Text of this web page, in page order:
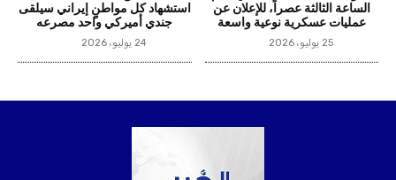
الساعة الثالثة عصراً، للإعلان عن
عمليات عسكرية نوعية واسعة
25 يوليو، 2026
استشهاد كل مواطنٍ إيراني سيلقى
جندي أميركي واحد مصرعه
24 يوليو، 2026